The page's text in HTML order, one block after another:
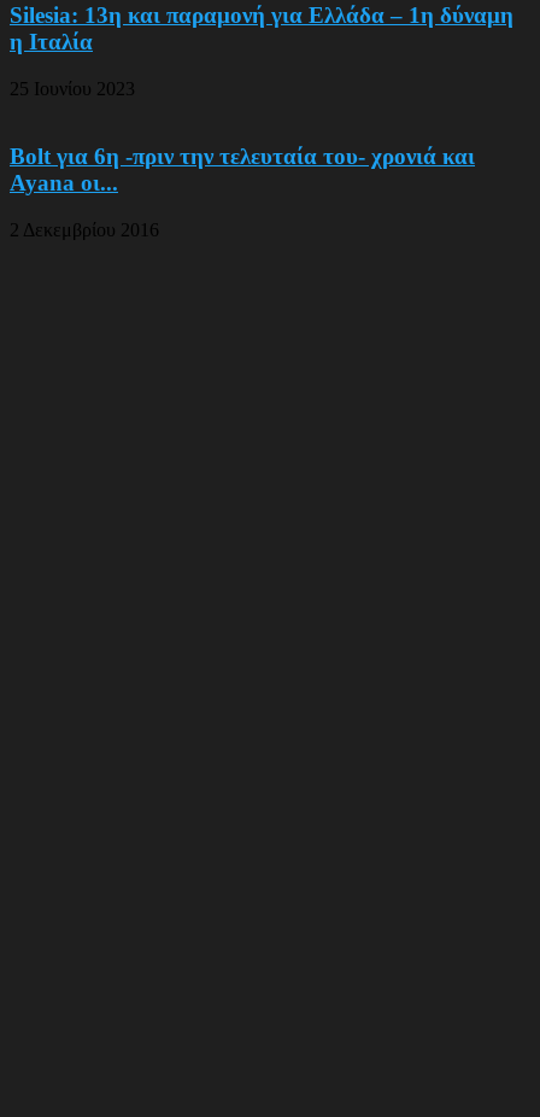
Silesia: 13η και παραμονή για Ελλάδα – 1η δύναμη
η Ιταλία
25 Ιουνίου 2023
Bolt για 6η -πριν την τελευταία του- χρονιά και
Ayana οι...
2 Δεκεμβρίου 2016